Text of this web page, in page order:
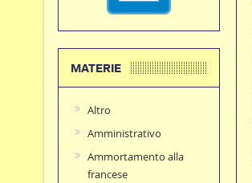
MATERIE
Altro
Amministrativo
Ammortamento alla
francese